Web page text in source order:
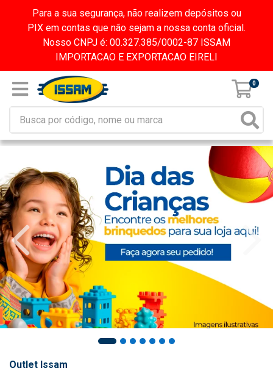
Para a sua segurança, não realizem depósitos ou
PIX em contas que não sejam a nossa conta oficial.
Nosso CNPJ é: 00.327.385/0002-87 ISSAM
IMPORTACAO E EXPORTACAO EIRELI
0
Outlet Issam